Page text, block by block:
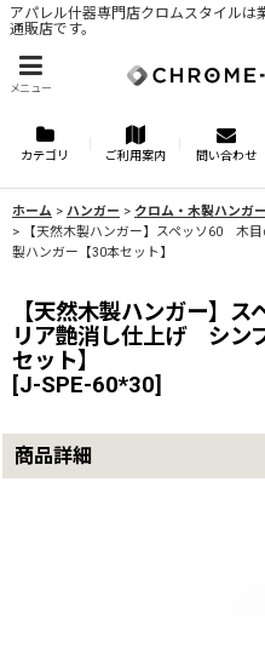
アパレル什器専門店クロムスタイルは
通販店です。
メニュー
カテゴリ ご利用案内 問い合わせ
ホーム > ハンガー > クロム・木製ハンガー
>
【天然木製ハンガー】スペッソ60 木
製ハンガー【30本セット】
【天然木製ハンガー】
リア艶消し仕上げ シン
セット】
[J-SPE-60*30]
商品詳細